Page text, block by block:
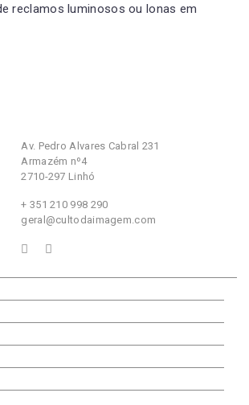
reclamos luminosos ou lonas em
Av. Pedro Alvares Cabral 231
Armazém nº4
2710-297 Linhó
+ 351 210 998 290
geral@cultodaimagem.com